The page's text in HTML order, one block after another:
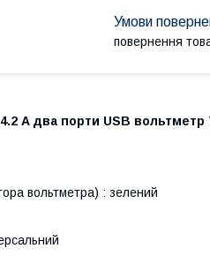
повернення
A два порти USB вольтметр
вольтметра) : зелений